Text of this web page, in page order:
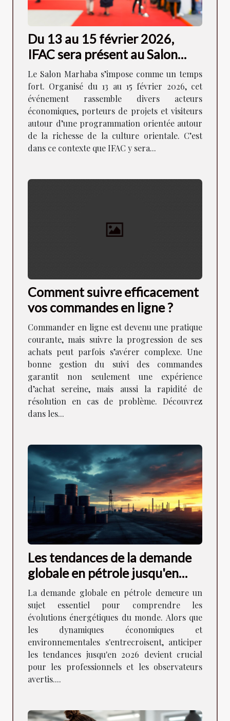
Du 13 au 15 février 2026,
IFAC sera présent au Salon
Marhaba de Lyon !
Le Salon Marhaba s’impose comme un temps
fort. Organisé du 13 au 15 février 2026, cet
événement rassemble divers acteurs
économiques, porteurs de projets et visiteurs
autour d’une programmation orientée autour
de la richesse de la culture orientale. C’est
dans ce contexte que IFAC y sera...
Comment suivre efficacement
vos commandes en ligne ?
Commander en ligne est devenu une pratique
courante, mais suivre la progression de ses
achats peut parfois s’avérer complexe. Une
bonne gestion du suivi des commandes
garantit non seulement une expérience
d’achat sereine, mais aussi la rapidité de
résolution en cas de problème. Découvrez
dans les...
Les tendances de la demande
globale en pétrole jusqu'en
2026
La demande globale en pétrole demeure un
sujet essentiel pour comprendre les
évolutions énergétiques du monde. Alors que
les dynamiques économiques et
environnementales s'entrecroisent, anticiper
les tendances jusqu'en 2026 devient crucial
pour les professionnels et les observateurs
avertis....